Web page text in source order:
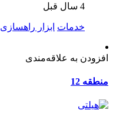
4 سال قبل
خدمات ابزار راهسازی
افزودن به علاقه‌مندی
منطقه 12